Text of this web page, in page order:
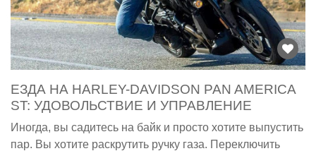
ЕЗДА НА HARLEY-DAVIDSON PAN AMERICA
ST: УДОВОЛЬСТВИЕ И УПРАВЛЕНИЕ
Иногда, вы садитесь на байк и просто хотите выпустить
пар. Вы хотите раскрутить ручку газа. Переключить